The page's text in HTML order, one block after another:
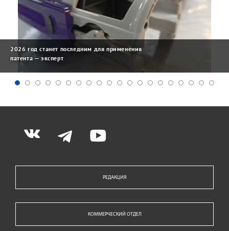
2026 год станет последним для применения
патента — эксперт
РЕДАКЦИЯ
КОММЕРЧЕСКИЙ ОТДЕЛ